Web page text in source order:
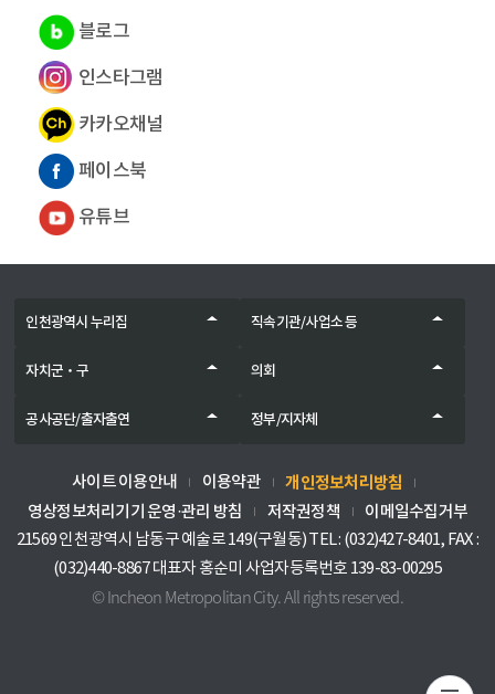
블로그
인스타그램
카카오채널
페이스북
유튜브
인천광역시 누리집 직속기관/사업소 등
자치군‧구 의회
공사공단/출자출연 정부/지자체
사이트 이용안내 이용약관 개인정보처리방침
영상정보처리기기 운영·관리 방침 저작권정책
이메일수집거부
21569 인천광역시 남동구 예술로 149(구월동) TEL : (032)427-8401, FAX :
(032)440-8867 대표자 홍순미 사업자등록번호 139-83-00295
© Incheon Metropolitan City. All rights reserved.